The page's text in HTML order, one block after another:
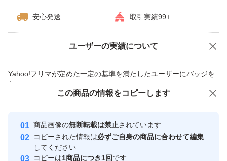
安心発送 取引実績99+
ユーザーの実績について
Yahoo!フリマが定めた一定の基準を満たしたユーザーにバッジを
付与しています
安心取引出品者
心・安全なユーザーです
取引実績
価格の相談 商品への質問
この商品の情報をコピーします
商品画像の無断転載は禁止されています
コピーされた情報は必ずご自身の商品に合わせて編集
してください
コピーは1商品につき1回です
この商品をみている人にオススメ